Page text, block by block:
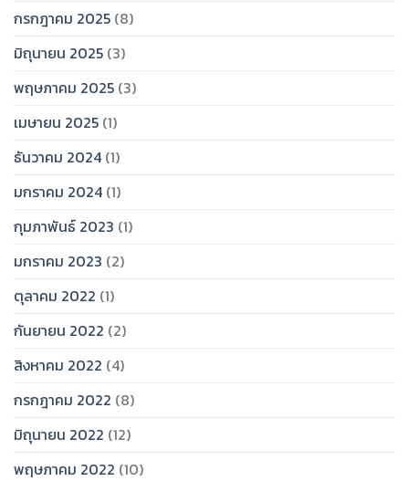
กรกฎาคม 2025 (8)
มิถุนายน 2025 (3)
พฤษภาคม 2025 (3)
เมษายน 2025 (1)
ธันวาคม 2024 (1)
มกราคม 2024 (1)
กุมภาพันธ์ 2023 (1)
มกราคม 2023 (2)
ตุลาคม 2022 (1)
กันยายน 2022 (2)
สิงหาคม 2022 (4)
กรกฎาคม 2022 (8)
มิถุนายน 2022 (12)
พฤษภาคม 2022 (10)